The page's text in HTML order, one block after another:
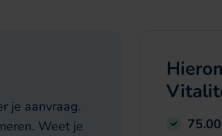
je aanvraag.
Weet je